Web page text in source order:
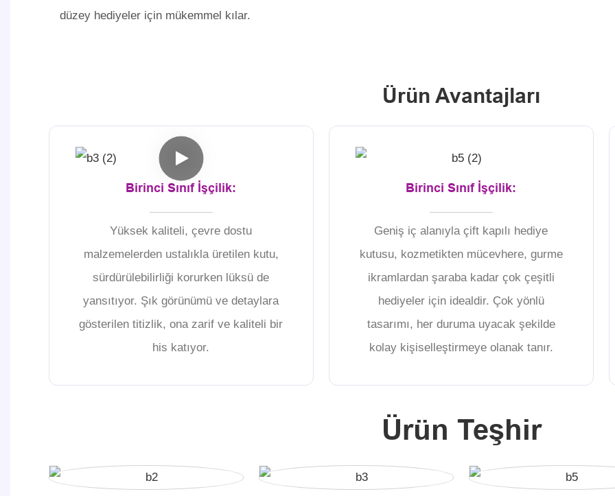
düzey hediyeler için mükemmel kılar.
Ürün Avantajları
Birinci Sınıf İşçilik:
Yüksek kaliteli, çevre dostu
malzemelerden ustalıkla üretilen kutu,
sürdürülebilirliği korurken lüksü de
yansıtıyor. Şık görünümü ve detaylara
gösterilen titizlik, ona zarif ve kaliteli bir
his katıyor.
Birinci Sınıf İşçilik:
Geniş iç alanıyla çift kapılı hediye
kutusu, kozmetikten mücevhere, gurme
ikramlardan şaraba kadar çok çeşitli
hediyeler için idealdir. Çok yönlü
tasarımı, her duruma uyacak şekilde
kolay kişiselleştirmeye olanak tanır.
Ürün Teşhir